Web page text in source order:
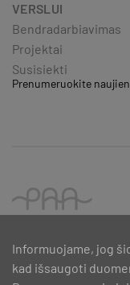
VERSLUI
Bendradarbiavimas
Projektai
Susisiekti
Prenumeruokite
Informuojame, jog
kad išsaugoti